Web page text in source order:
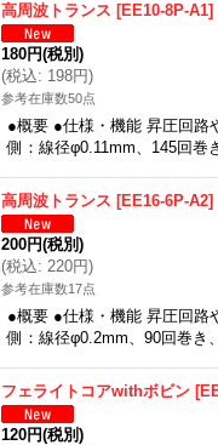
高周波トランス [EE10-8P-A1]
180円(税別)
(税込: 198円)
参考在庫数50点
●概要 ●仕様・機能 昇圧回路
側：線径φ0.11mm、145回
高周波トランス [EE16-6P-A2]
200円(税別)
(税込: 220円)
参考在庫数17点
●概要 ●仕様・機能 昇圧回路
側：線径φ0.2mm、90回巻き
フェライトコアwithボビン [
120円(税別)